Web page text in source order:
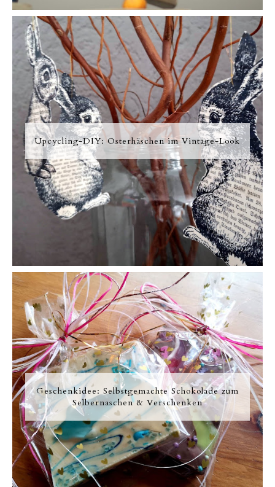
Upcycling-DIY: Osterhäschen im Vintage-Look
Geschenkidee: Selbstgemachte Schokolade zum
Selbernaschen & Verschenken